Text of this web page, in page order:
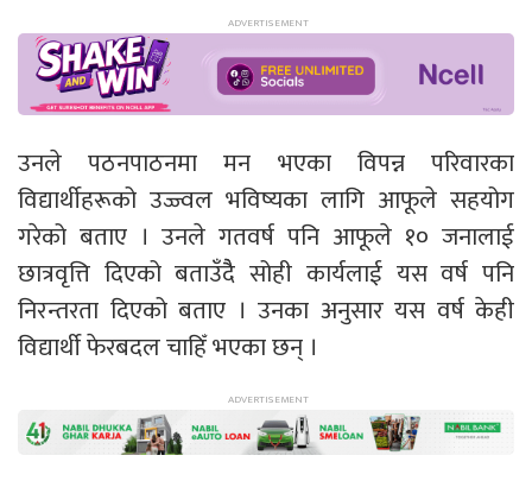
उनले पठनपाठनमा मन भएका विपन्न परिवारका
विद्यार्थीहरूको उज्ज्वल भविष्यका लागि आफूले सहयोग
गरेको बताए । उनले गतवर्ष पनि आफूले १० जनालाई
छात्रवृत्ति दिएको बताउँदैै सोही कार्यलाई यस वर्ष पनि
निरन्तरता दिएको बताए । उनका अनुसार यस वर्ष केही
विद्यार्थी फेरबदल चाहिँ भएका छन् ।